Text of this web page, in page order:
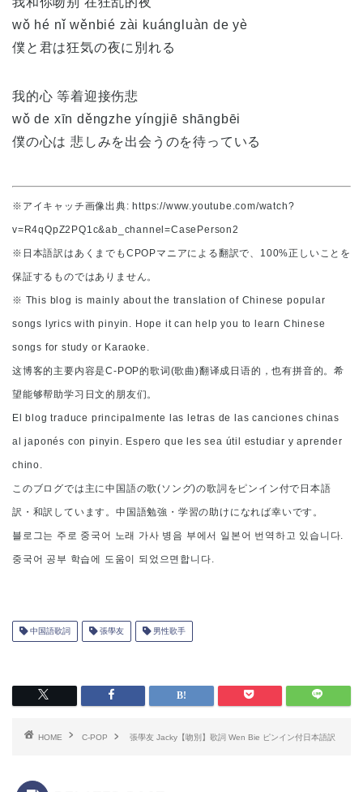
wǒ hé nǐ wěnbié zài kuángluàn de yè
僕と君は狂気の夜に別れる
我的心 等着迎接伤悲
wǒ de xīn děngzhe yíngjiē shāngbēi
僕の心は 悲しみを出会うのを待っている
※アイキャッチ画像出典: https://www.youtube.com/watch?
v=R4qQpZ2PQ1c&ab_channel=CasePerson2
※日本語訳はあくまでもCPOPマニアによる翻訳で、100%正しいことを
保証するものではありません。
※ This blog is mainly about the translation of Chinese popular
songs lyrics with pinyin. Hope it can help you to learn Chinese
songs for study or Karaoke.
这博客的主要内容是C-POP的歌词(歌曲)翻译成日语的，也有拼音的。希
望能够帮助学习日文的朋友们。
El blog traduce principalmente las letras de las canciones chinas
al japonés con pinyin. Espero que les sea útil estudiar y aprender
chino.
このブログでは主に中国語の歌(ソング)の歌詞をピンイン付で日本語
訳・和訳しています。中国語勉強・学習の助けになれば幸いです。
블로그는 주로 중국어 노래 가사 병음 부에서 일본어 번역하고 있습니다.
중국어 공부 학습에 도움이 되었으면합니다.
中国語歌詞 張學友 男性歌手
HOME C-POP 張學友 Jacky【吻別】歌詞 Wen Bie ピンイン付日本語訳